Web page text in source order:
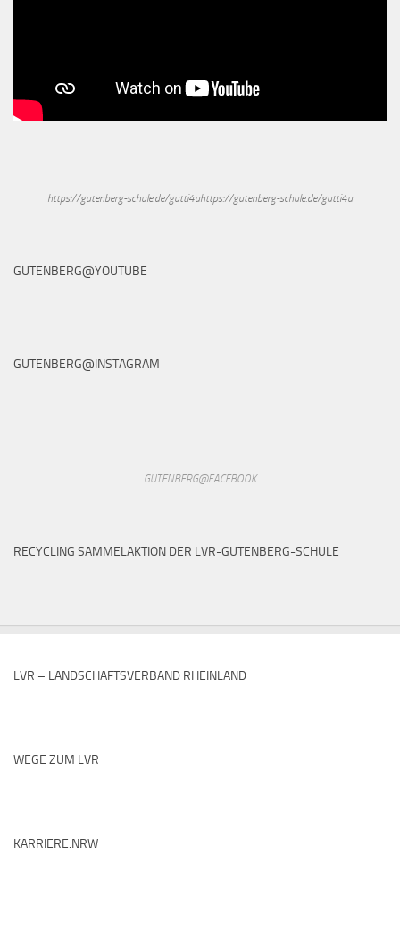
https://gutenberg-schule.de/gutti4uhttps://gutenberg-schule.de/gutti4u
GUTENBERG@YOUTUBE
GUTENBERG@INSTAGRAM
GUTENBERG@FACEBOOK
RECYCLING SAMMELAKTION DER LVR-GUTENBERG-SCHULE
LVR – LANDSCHAFTSVERBAND RHEINLAND
WEGE ZUM LVR
KARRIERE.NRW